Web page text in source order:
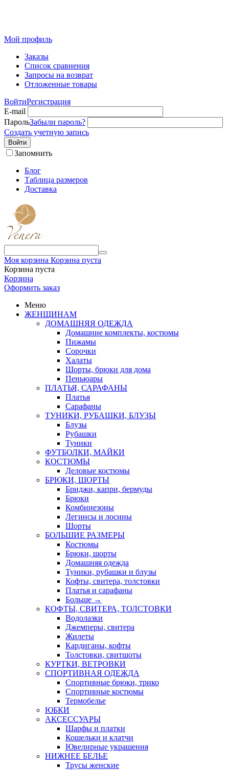
Мой профиль
Заказы
Список сравнения
Запросы на возврат
Отложенные товары
ВойтиРегистрация
E-mail
ПарольЗабыли пароль?
Создать учетную запись
Войти
Запомнить
Блог
Таблица размеров
Доставка
Моя корзина Корзина пуста
Корзина пуста
Корзина
Оформить заказ
Меню
ЖЕНЩИНАМ
ДОМАШНЯЯ ОДЕЖДА
Домашние комплекты, костюмы
Пижамы
Сорочки
Халаты
Шорты, брюки для дома
Пеньюары
ПЛАТЬЯ, САРАФАНЫ
Платья
Сарафаны
ТУНИКИ, РУБАШКИ, БЛУЗЫ
Блузы
Рубашки
Туники
ФУТБОЛКИ, МАЙКИ
КОСТЮМЫ
Деловые костюмы
БРЮКИ, ШОРТЫ
Бриджи, капри, бермуды
Брюки
Комбинезоны
Легинсы и лосины
Шорты
БОЛЬШИЕ РАЗМЕРЫ
Костюмы
Брюки, шорты
Домашняя одежда
Туники, рубашки и блузы
Кофты, свитера, толстовки
Платья и сарафаны
Больше →
КОФТЫ, СВИТЕРА, ТОЛСТОВКИ
Водолазки
Джемперы, свитера
Жилеты
Кардиганы, кофты
Толстовки, свитшоты
КУРТКИ, ВЕТРОВКИ
СПОРТИВНАЯ ОДЕЖДА
Спортивные брюки, трико
Спортивные костюмы
Термобелье
ЮБКИ
AКСЕССУАРЫ
Шарфы и платки
Кошельки и клатчи
Ювелирные украшения
НИЖНЕЕ БЕЛЬЕ
Трусы женские